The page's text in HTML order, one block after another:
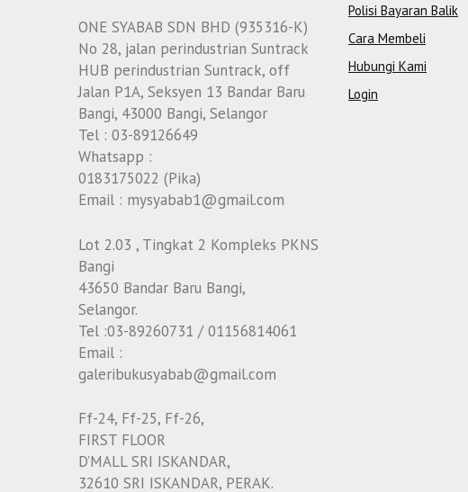
ONE SYABAB SDN BHD (935316-K)
No 28, jalan perindustrian Suntrack
HUB perindustrian Suntrack, off
Jalan P1A, Seksyen 13 Bandar Baru
Bangi, 43000 Bangi, Selangor
Tel : 03-89126649
Whatsapp :
0183175022 (Pika)
Email : mysyabab1@gmail.com
Lot 2.03 , Tingkat 2 Kompleks PKNS
Bangi
43650 Bandar Baru Bangi,
Selangor.
Tel :03-89260731 / 01156814061
Email :
galeribukusyabab@gmail.com
Ff-24, Ff-25, Ff-26,
FIRST FLOOR
D’MALL SRI ISKANDAR,
32610 SRI ISKANDAR, PERAK.
Polisi Bayaran Balik
Cara Membeli
Hubungi Kami
Login